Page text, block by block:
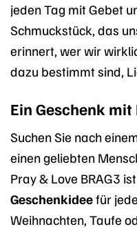
jeden Tag mit Gebet
Schmuckstück, das
erinnert, wer wir
dazu bestimmt sind,
Ein Geschenk
Suchen Sie nach
einen geliebten
Pray & Love BRAG3
Geschenkideefür
Weihnachten, Taufe